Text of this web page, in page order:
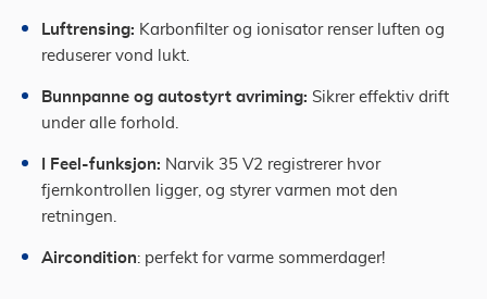
Luftrensing: Karbonfilter og ionisator renser luften og
reduserer vond lukt.
Bunnpanne og autostyrt avriming: Sikrer effektiv drift
under alle forhold.
I Feel-funksjon: Narvik 35 V2 registrerer hvor
fjernkontrollen ligger, og styrer varmen mot den
retningen.
Aircondition: perfekt for varme sommerdager!